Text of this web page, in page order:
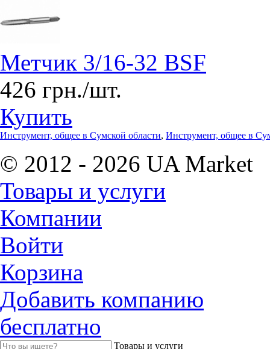
Метчик 3/16-32 BSF
426 грн./шт.
Купить
Инструмент, общее в Сумской области, Инструмент, общее в
© 2012 - 2026 UA Market
Товары и услуги
Компании
Войти
Корзина
Добавить компанию
бесплатно
Товары и услуги